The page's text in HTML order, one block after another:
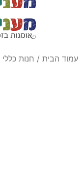
עמוד הבית / חנות כללי